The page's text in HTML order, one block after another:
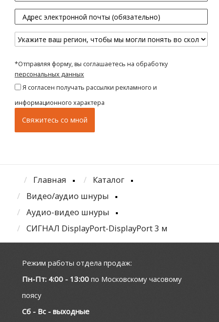
*Отправляя форму, вы соглашаетесь на обработку
персональных данных
Я согласен получать рассылки рекламного и
информационного характера
Главная
Каталог
Видео/аудио шнуры
Аудио-видео шнуры
СИГНАЛ DisplayPort-DisplayPort 3 м
Режим работы отдела продаж:
Пн-Пт: 4:00 - 13:00 по Московскому часовому
поясу
Сб - Вс - выходные